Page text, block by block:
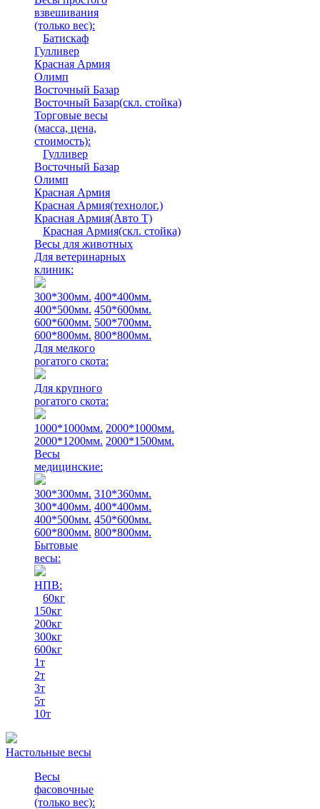
взвешивания
(только вес):
Батискаф
Гулливер
Красная Армия
Олимп
Восточный Базар
Восточный Базар(скл. стойка)
Торговые весы
(масса, цена,
стоимость):
Гулливер
Восточный Базар
Олимп
Красная Армия
Красная Армия(технолог.)
Красная Армия(Авто Т)
Красная Армия(скл. стойка)
Весы для животных
Для ветеринарных
клиник:
300*300мм. 400*400мм.
400*500мм. 450*600мм.
600*600мм. 500*700мм.
600*800мм. 800*800мм.
Для мелкого
рогатого скота:
Для крупного
рогатого скота:
1000*1000мм. 2000*1000мм.
2000*1200мм. 2000*1500мм.
Весы
медицинские:
300*300мм. 310*360мм.
300*400мм. 400*400мм.
400*500мм. 450*600мм.
600*800мм. 800*800мм.
Бытовые
весы:
НПВ:
60кг
150кг
200кг
300кг
600кг
1т
2т
3т
5т
10т
Настольные весы
Весы
фасовочные
(только вес):